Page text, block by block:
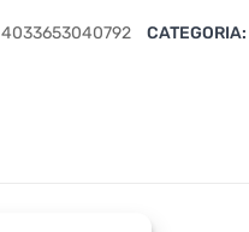
4033653040792 CATEGORIA: